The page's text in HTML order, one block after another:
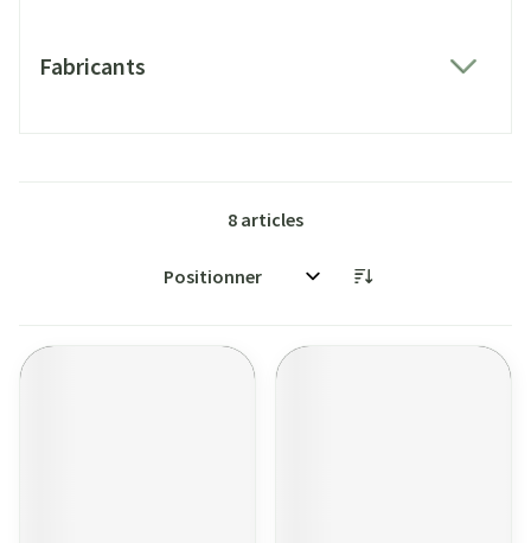
Fabricants
8 articles
Trier par: